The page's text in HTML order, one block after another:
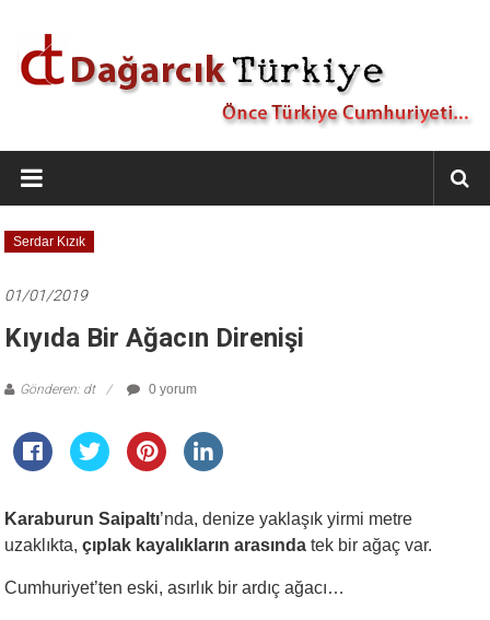
Dağarcık
Türkiye
Önce
Türkiye
Serdar Kızık
01/01/2019
Kıyıda Bir Ağacın Direnişi
Gönderen: dt 0 yorum
Karaburun Saipaltı’nda, denize yaklaşık yirmi metre
uzaklıkta,çıplak kayalıkların arasında tek bir ağaç var.
Cumhuriyet’ten eski, asırlık bir ardıç ağacı…